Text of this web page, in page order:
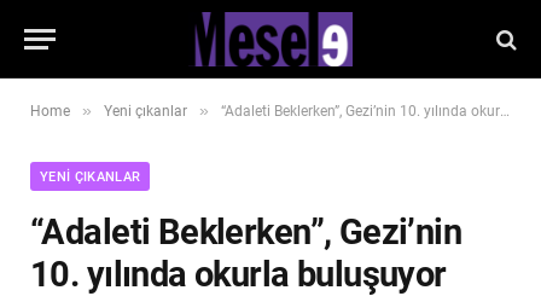
Home » Yeni çıkanlar » “Adaleti Beklerken”, Gezi’nin 10. yılında okurla buluşuyor
YENI ÇIKANLAR
“Adaleti Beklerken”, Gezi’nin
10. yılında okurla buluşuyor